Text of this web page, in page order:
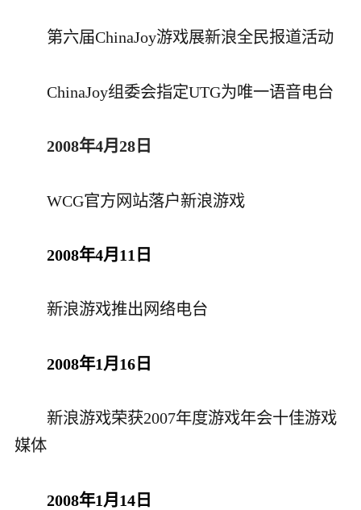
第六届ChinaJoy游戏展新浪全民报道活动
ChinaJoy组委会指定UTG为唯一语音电台
2008年4月28日
WCG官方网站落户新浪游戏
2008年4月11日
新浪游戏推出网络电台
2008年1月16日
新浪游戏荣获2007年度游戏年会十佳游戏
媒体
2008年1月14日